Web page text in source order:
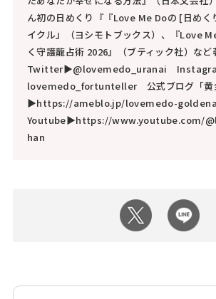
ん初の日めくり『『Love Me Doの [日め
イクル』（ヨシモトブックス）、『Love
く守護龍占術 2026』（ブティック社）など
Twitter▶@lovemedo_uranai
lovemedo_fortunteller 公式ブログ「黄
▶https://ameblo.jp/lovemedo-
Youtube▶https://www.youtube.com/
han